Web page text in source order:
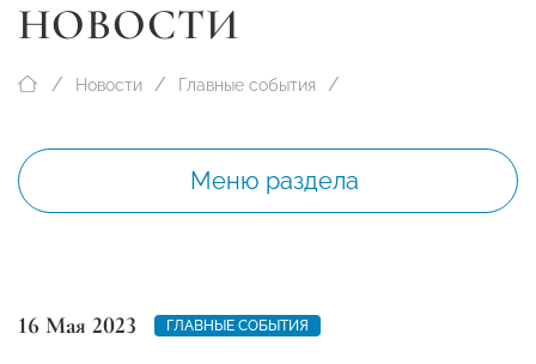
НОВОСТИ
Новости Главные события
Меню раздела
16 Мая 2023 ГЛАВНЫЕ СОБЫТИЯ